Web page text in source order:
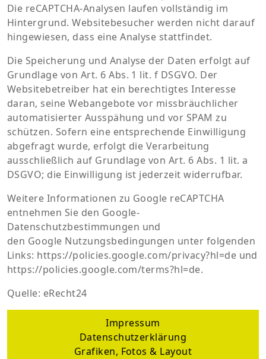
Die reCAPTCHA-Analysen laufen vollständig im
Hintergrund. Websitebesucher werden nicht darauf
hingewiesen, dass eine Analyse stattfindet.
Die Speicherung und Analyse der Daten erfolgt auf
Grundlage von Art. 6 Abs. 1 lit. f DSGVO. Der
Websitebetreiber hat ein berechtigtes Interesse
daran, seine Webangebote vor missbräuchlicher
automatisierter Ausspähung und vor SPAM zu
schützen. Sofern eine entsprechende Einwilligung
abgefragt wurde, erfolgt die Verarbeitung
ausschließlich auf Grundlage von Art. 6 Abs. 1 lit. a
DSGVO; die Einwilligung ist jederzeit widerrufbar.
Weitere Informationen zu Google reCAPTCHA
entnehmen Sie den Google-
Datenschutzbestimmungen und
den Google Nutzungsbedingungen unter folgenden
Links: https://policies.google.com/privacy?hl=de und
https://policies.google.com/terms?hl=de.
Quelle: eRecht24
Impressum
Datenschutzerklärung
Grafiken, Fotos & Layout